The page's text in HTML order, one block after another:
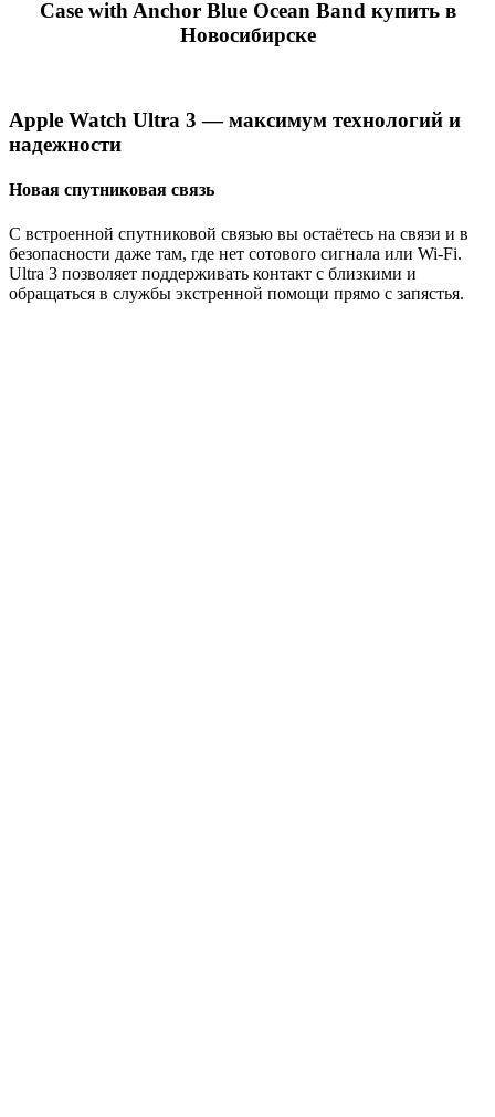
Case with Anchor Blue Ocean Band купить в
Новосибирске
Apple Watch Ultra 3 — максимум технологий и
надежности
Новая спутниковая связь
С встроенной спутниковой связью вы остаётесь на связи и в
безопасности даже там, где нет сотового сигнала или Wi-Fi.
Ultra 3 позволяет поддерживать контакт с близкими и
обращаться в службы экстренной помощи прямо с запястья.